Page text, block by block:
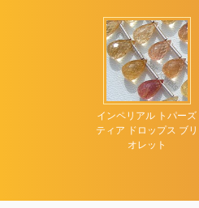
ピンクスピネル
ピンクトパーズ
ピンクトルマリン
ピンクムーンストーン
ブラウンジルコン
ブラックスピネル
刻まれた葉
多面的な長方形
彫刻されたカボチャ
彫刻されたナゲット
彫刻された平らな梨
インペリアル トパーズ
ティア ドロップス ブリ
オレット